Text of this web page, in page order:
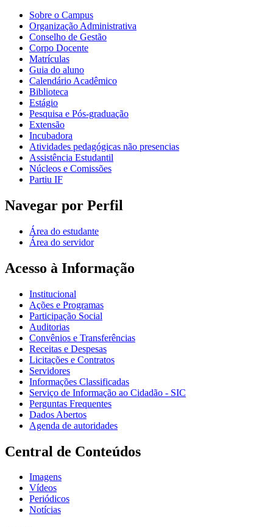
Sobre o Campus
Organização Administrativa
Conselho de Gestão
Corpo Docente
Matrículas
Guia do aluno
Calendário Acadêmico
Biblioteca
Estágio
Pesquisa e Pós-graduação
Extensão
Incubadora
Atividades pedagógicas não presencias
Assistência Estudantil
Núcleos e Comissões
Partiu IF
Navegar por Perfil
Área do estudante
Área do servidor
Acesso à Informação
Institucional
Ações e Programas
Participação Social
Auditorias
Convênios e Transferências
Receitas e Despesas
Licitações e Contratos
Servidores
Informações Classificadas
Serviço de Informação ao Cidadão - SIC
Perguntas Frequentes
Dados Abertos
Agenda de autoridades
Central de Conteúdos
Imagens
Vídeos
Periódicos
Notícias